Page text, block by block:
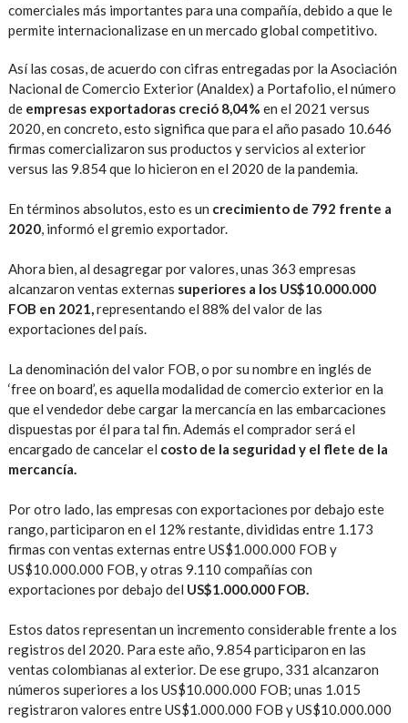
comerciales más importantes para una compañía, debido a que le
permite internacionalizase en un mercado global competitivo.
Así las cosas, de acuerdo con cifras entregadas por la Asociación
Nacional de Comercio Exterior (Analdex) a Portafolio, el número
de empresas exportadoras creció 8,04% en el 2021 versus
2020, en concreto, esto significa que para el año pasado 10.646
firmas comercializaron sus productos y servicios al exterior
versus las 9.854 que lo hicieron en el 2020 de la pandemia.
En términos absolutos, esto es un crecimiento de 792 frente a
2020, informó el gremio exportador.
Ahora bien, al desagregar por valores, unas 363 empresas
alcanzaron ventas externas superiores a los US$10.000.000
FOB en 2021,representando el 88% del valor de las
exportaciones del país.
La denominación del valor FOB, o por su nombre en inglés de
‘free on board’, es aquella modalidad de comercio exterior en la
que el vendedor debe cargar la mercancía en las embarcaciones
dispuestas por él para tal fin. Además el comprador será el
encargado de cancelar el costo de la seguridad y el flete de la
mercancía.
Por otro lado, las empresas con exportaciones por debajo este
rango, participaron en el 12% restante, divididas entre 1.173
firmas con ventas externas entre US$1.000.000 FOB y
US$10.000.000 FOB, y otras 9.110 compañías con
exportaciones por debajo del US$1.000.000 FOB.
Estos datos representan un incremento considerable frente a los
registros del 2020. Para este año, 9.854 participaron en las
ventas colombianas al exterior. De ese grupo, 331 alcanzaron
números superiores a los US$10.000.000 FOB; unas 1.015
registraron valores entre US$1.000.000 FOB y US$10.000.000